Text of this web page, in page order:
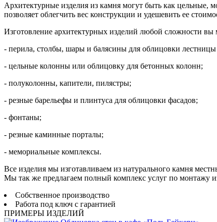
Архитектурные изделия из камня могут быть как
позволяет облегчить вес конструкции и удешевить ее
Изготовление архитектурных изделий любой сложности
- перила, столбы, шары и балясины для облицовки
- цельные колонны или облицовку для бетонных колонн;
- полуколонны, капители, пилястры;
- резные барельефы и плинтуса для облицовки фасадов;
- фонтаны;
- резные каминные порталы;
- мемориальные комплексы.
Все изделия мы изготавливаем из натурального камня
Мы так же предлагаем полный комплекс услуг по монтажу
Собственное производство
Работа под ключ с гарантией
ПРИМЕРЫ ИЗДЕЛИЙ